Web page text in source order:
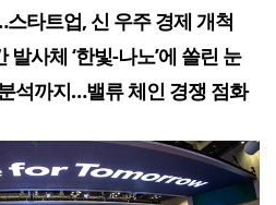
타트업, 신 우주 경제 개척
사체 ‘한빛-나노’에 쏠린 눈
석까지…밸류 체인 경쟁 점화